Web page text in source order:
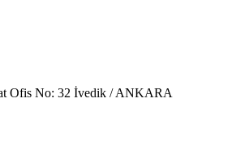
Ofis No: 32 İvedik / ANKARA